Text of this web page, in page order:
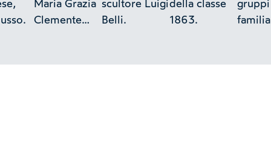
Maria Grazia
Clemente
scultore Luigi
Belli.
della classe
1863.
gruppi